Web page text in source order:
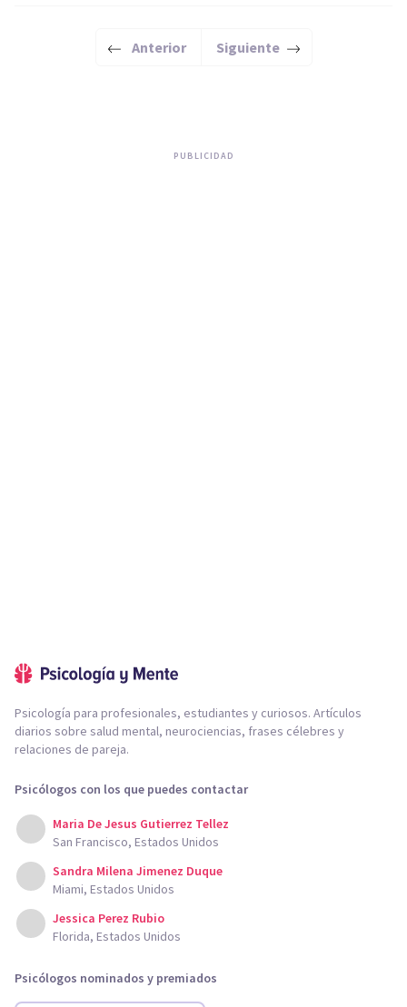
Anterior Siguiente
PUBLICIDAD
Psicología para profesionales, estudiantes y curiosos. Artículos
diarios sobre salud mental, neurociencias, frases célebres y
relaciones de pareja.
Psicólogos con los que puedes contactar
Maria De Jesus Gutierrez Tellez
San Francisco, Estados Unidos
Sandra Milena Jimenez Duque
Miami, Estados Unidos
Jessica Perez Rubio
Florida, Estados Unidos
Psicólogos nominados y premiados